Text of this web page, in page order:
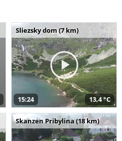
Sliezsky dom (7 km)
15:24 13,4 °C
Skanzen Pribylina (18 km)